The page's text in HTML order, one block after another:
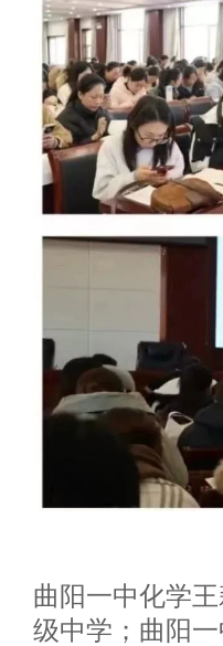
曲阳一中化学
级中学；曲阳